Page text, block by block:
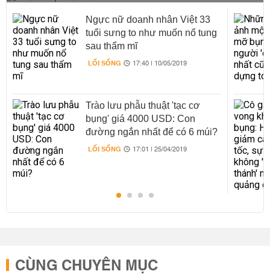
Ngực nữ doanh nhân Việt 33
tuổi sưng to như muốn nổ tung
sau thẩm mĩ
LỐI SỐNG 17:40 | 10/05/2019
Trào lưu phẫu thuật 'tạc cơ
bụng' giá 4000 USD: Con
đường ngắn nhất để có 6 múi?
LỐI SỐNG 17:01 | 25/04/2019
CÙNG CHUYÊN MỤC